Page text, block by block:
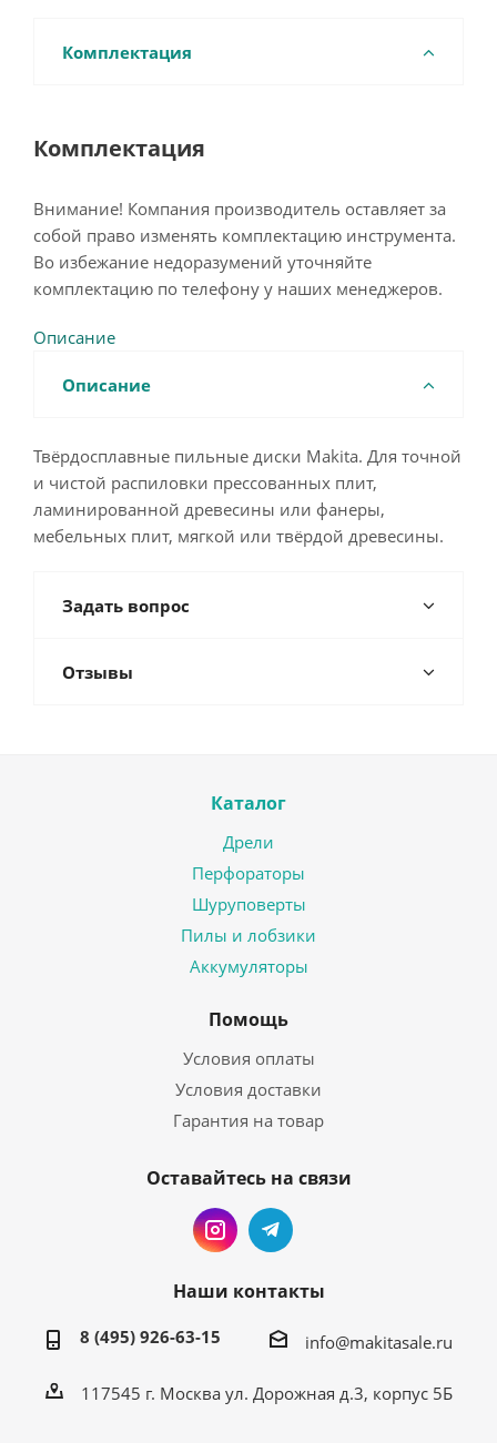
Комплектация
Комплектация
Внимание! Компания производитель оставляет за
собой право изменять комплектацию инструмента.
Во избежание недоразумений уточняйте
комплектацию по телефону у наших менеджеров.
Описание
Описание
Твёрдосплавные пильные диски Makita. Для точной
и чистой распиловки прессованных плит,
ламинированной древесины или фанеры,
мебельных плит, мягкой или твёрдой древесины.
Задать вопрос
Отзывы
Каталог
Дрели
Перфораторы
Шуруповерты
Пилы и лобзики
Аккумуляторы
Помощь
Условия оплаты
Условия доставки
Гарантия на товар
Оставайтесь на связи
Наши контакты
8 (495) 926-63-15 info@makitasale.ru
117545 г. Москва ул. Дорожная д.3, корпус 5Б